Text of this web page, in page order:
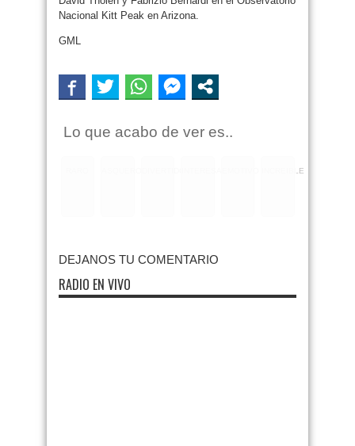
Nacional Kitt Peak en Arizona.
GML
Lo que acabo de ver es..
INCREIBLE
DEJANOS TU COMENTARIO
RADIO EN VIVO